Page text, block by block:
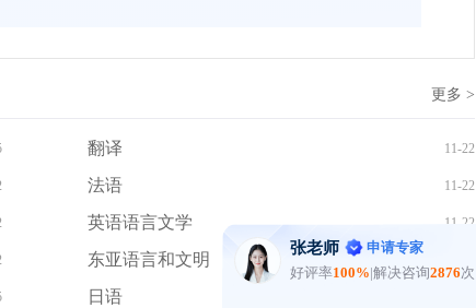
更多 >
11-22
翻译
11-22
法语
11-22
英语语言文学
东亚语言和文明
日语